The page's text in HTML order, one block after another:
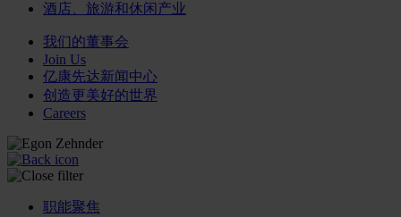
酒店、旅游和休闲产业
我们的董事会
Join Us
亿康先达新闻中心
创造更美好的世界
Careers
职能聚焦